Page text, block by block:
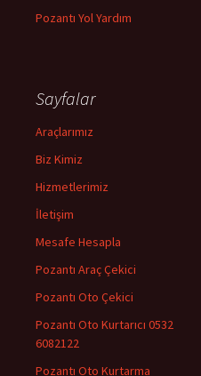
Pozantı Yol Yardım
Sayfalar
Araçlarımız
Biz Kimiz
Hizmetlerimiz
İletişim
Mesafe Hesapla
Pozantı Araç Çekici
Pozantı Oto Çekici
Pozantı Oto Kurtarıcı 0532
6082122
Pozantı Oto Kurtarma